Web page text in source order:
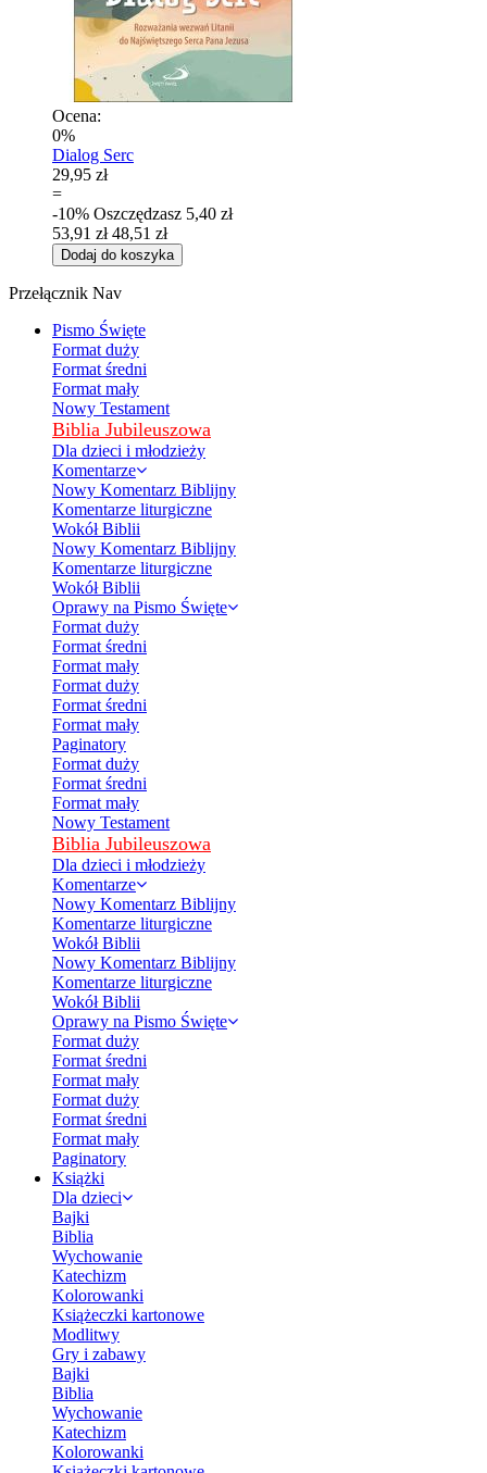
Ocena:
0%
Dialog Serc
29,95 zł
=
-10% Oszczędzasz 5,40 zł
53,91 zł 48,51 zł
Dodaj do koszyka
Przełącznik Nav
Pismo Święte
Format duży
Format średni
Format mały
Nowy Testament
Biblia Jubileuszowa
Dla dzieci i młodzieży
Komentarze
Nowy Komentarz Biblijny
Komentarze liturgiczne
Wokół Biblii
Nowy Komentarz Biblijny
Komentarze liturgiczne
Wokół Biblii
Oprawy na Pismo Święte
Format duży
Format średni
Format mały
Format duży
Format średni
Format mały
Paginatory
Format duży
Format średni
Format mały
Nowy Testament
Biblia Jubileuszowa
Dla dzieci i młodzieży
Komentarze
Nowy Komentarz Biblijny
Komentarze liturgiczne
Wokół Biblii
Nowy Komentarz Biblijny
Komentarze liturgiczne
Wokół Biblii
Oprawy na Pismo Święte
Format duży
Format średni
Format mały
Format duży
Format średni
Format mały
Paginatory
Książki
Dla dzieci
Bajki
Biblia
Wychowanie
Katechizm
Kolorowanki
Książeczki kartonowe
Modlitwy
Gry i zabawy
Bajki
Biblia
Wychowanie
Katechizm
Kolorowanki